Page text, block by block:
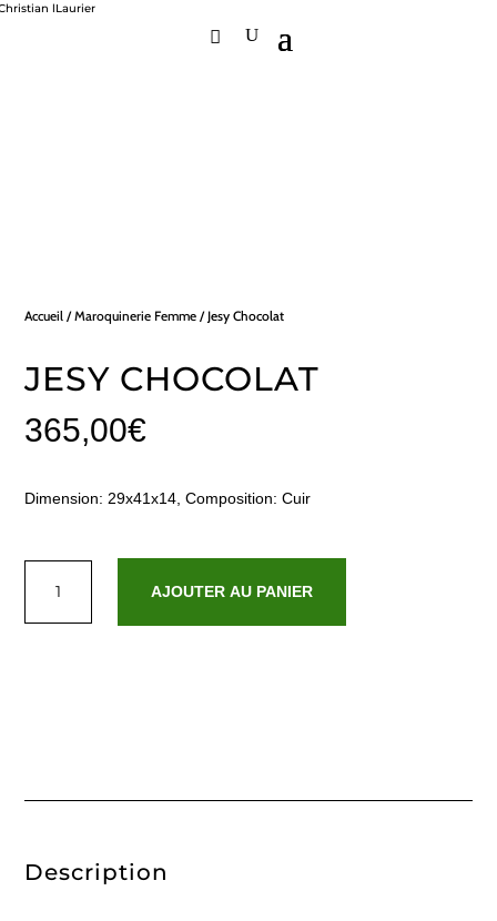
Accueil /Maroquinerie Femme / Jesy Chocolat
JESY CHOCOLAT
365,00€
Dimension: 29x41x14, Composition: Cuir
AJOUTER AU PANIER
Description